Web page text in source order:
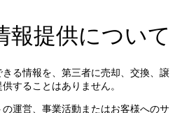
報提供について
る情報を、第三者に売却、交換、譲
することはありません。
運営、事業活動またはお客様へのサ